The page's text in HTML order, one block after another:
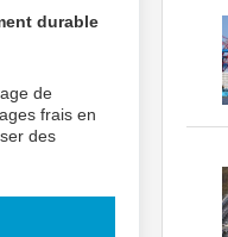
durable
de
frais en
des